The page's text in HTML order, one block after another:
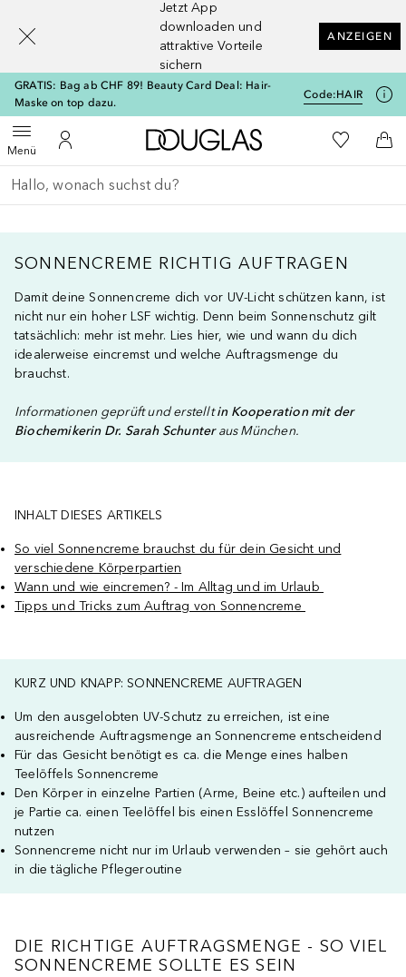
Jetzt App
downloaden und
attraktive Vorteile
sichern
ANZEIGEN
GRATIS: Bag ab CHF 89! Beauty Card Deal: Hair-
Maske on top dazu.
Code:HAIR
MenüMenü öffnenZu Meinem Kundenkonto
Zur Douglas Startseite
Zu Meiner
Gehe zurück
Suche ausführen
SONNENCREME RICHTIG AUFTRAGEN
Damit deine Sonnencreme dich vor UV-Licht schützen kann, ist
nicht nur ein hoher LSF wichtig. Denn beim Sonnenschutz gilt
tatsächlich: mehr ist mehr. Lies hier, wie und wann du dich
idealerweise eincremst und welche Auftragsmenge du
brauchst.
Informationen geprüft und erstelltin Kooperation mit der
Biochemikerin Dr. Sarah Schunteraus München.
INHALT DIESES ARTIKELS
So viel Sonnencreme brauchst du für dein Gesicht und
verschiedene Körperpartien
Wann und wie eincremen? - Im Alltag und im Urlaub
Tipps und Tricks zum Auftrag von Sonnencreme
KURZ UND KNAPP: SONNENCREME AUFTRAGEN
Um den ausgelobten UV-Schutz zu erreichen, ist eine
ausreichende Auftragsmenge an Sonnencreme entscheidend
Für das Gesicht benötigt es ca. die Menge eines halben
Teelöffels Sonnencreme
Den Körper in einzelne Partien (Arme, Beine etc.) aufteilen und
je Partie ca. einen Teelöffel bis einen Esslöffel Sonnencreme
nutzen
Sonnencreme nicht nur im Urlaub verwenden – sie gehört auch
in die tägliche Pflegeroutine
DIE RICHTIGE AUFTRAGSMENGE - SO VIEL
SONNENCREME SOLLTE ES SEIN
[navigation.slideout.screenreader]